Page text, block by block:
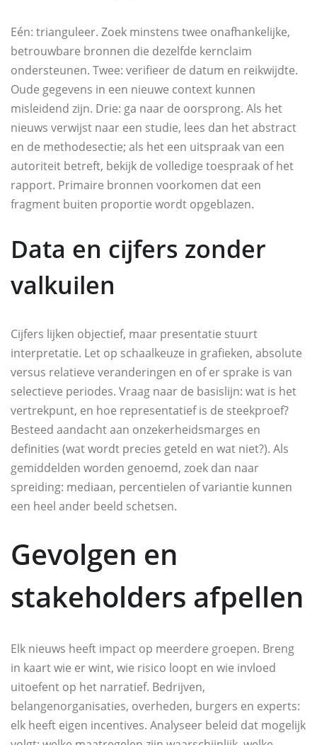
Eén: trianguleer. Zoek minstens twee onafhankelijke,
betrouwbare bronnen die dezelfde kernclaim
ondersteunen. Twee: verifieer de datum en reikwijdte.
Oude gegevens in een nieuwe context kunnen
misleidend zijn. Drie: ga naar de oorsprong. Als het
nieuws verwijst naar een studie, lees dan het abstract
en de methodesectie; als het een uitspraak van een
autoriteit betreft, bekijk de volledige toespraak of het
rapport. Primaire bronnen voorkomen dat een
fragment buiten proportie wordt opgeblazen.
Data en cijfers zonder
valkuilen
Cijfers lijken objectief, maar presentatie stuurt
interpretatie. Let op schaalkeuze in grafieken, absolute
versus relatieve veranderingen en of er sprake is van
selectieve periodes. Vraag naar de basislijn: wat is het
vertrekpunt, en hoe representatief is de steekproef?
Besteed aandacht aan onzekerheidsmarges en
definities (wat wordt precies geteld en wat niet?). Als
gemiddelden worden genoemd, zoek dan naar
spreiding: mediaan, percentielen of variantie kunnen
een heel ander beeld schetsen.
Gevolgen en
stakeholders afpellen
Elk nieuws heeft impact op meerdere groepen. Breng
in kaart wie er wint, wie risico loopt en wie invloed
uitoefent op het narratief. Bedrijven,
belangenorganisaties, overheden, burgers en experts:
elk heeft eigen incentives. Analyseer beleid dat mogelijk